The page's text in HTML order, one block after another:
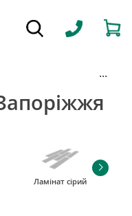
...
Ламінат сірий